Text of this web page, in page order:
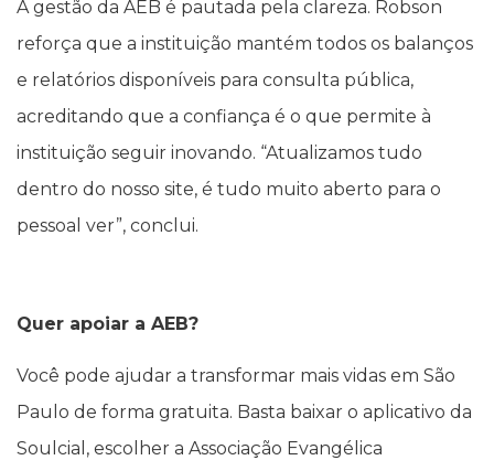
A gestão da AEB é pautada pela clareza. Robson
reforça que a instituição mantém todos os balanços
e relatórios disponíveis para consulta pública,
acreditando que a confiança é o que permite à
instituição seguir inovando. “Atualizamos tudo
dentro do nosso site, é tudo muito aberto para o
pessoal ver”, conclui.
Quer apoiar a AEB?
Você pode ajudar a transformar mais vidas em São
Paulo de forma gratuita. Basta baixar o aplicativo da
Soulcial, escolher a Associação Evangélica